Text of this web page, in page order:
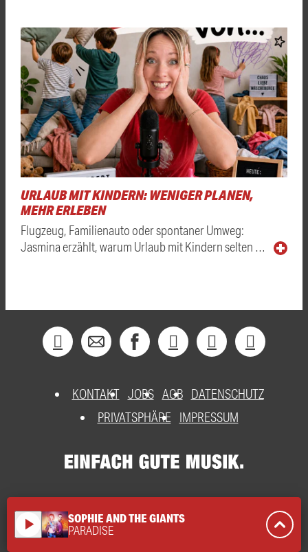
URLAUB MIT KINDERN: WENIGER PLANEN,
MEHR ERLEBEN
Flugzeug, Familienauto oder spontaner Umweg:
Jasmina erzählt, warum Urlaub mit Kindern selten …
KONTAKT JOBS AGB DATENSCHUTZ
PRIVATSPHÄRE
IMPRESSUM
play_arrow SOPHIE AND THE GIANTS
PARADISE